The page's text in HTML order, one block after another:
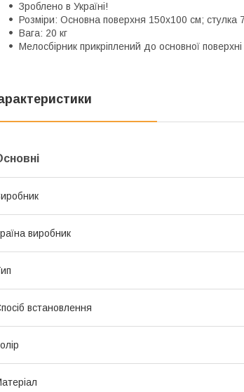
Зроблено в Україні!
Розміри: Основна поверхня 150x100 см;
Вага: 20 кг
Мелосбірник прикріплений до основної
виробник
встановлення